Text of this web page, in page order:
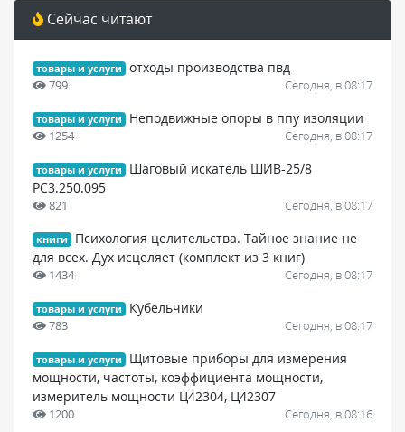
Сейчас читают
товары и услуги отходы производства пвд
799 Сегодня, в 08:17
товары и услуги Неподвижные опоры в ппу изоляции
1254 Сегодня, в 08:17
товары и услуги
Шаговый искатель ШИВ-25/8
РС3.250.095
821 Сегодня, в 08:17
книги
Психология целительства. Тайное знание не
для всех. Дух исцеляет (комплект из 3 книг)
1434 Сегодня, в 08:17
товары и услуги Кубельчики
783 Сегодня, в 08:17
товары и услуги
Щитовые приборы для измерения
мощности, частоты, коэффициента мощности,
измеритель мощности Ц42304, Ц42307
1200 Сегодня, в 08:16